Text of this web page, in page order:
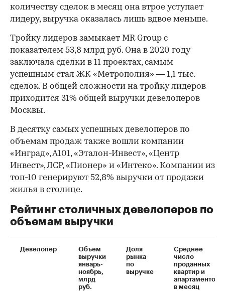
00:00 / 00:00
количеству сделок в месяц она втрое уступает
лидеру, выручка оказалась лишь вдвое меньше.
Тройку лидеров замыкает MR Group с
показателем 53,8 млрд руб. Она в 2020 году
заключала сделки в 11 проектах, самым
успешным стал ЖК «Метрополия» — 1,1 тыс.
сделок. В общей сложности на тройку лидеров
приходится 31% общей выручки девелоперов
Москвы.
В десятку самых успешных девелоперов по
объемам продаж также вошли компании
«Инград», А101, «Эталон-Инвест», «Центр
Инвест», ЛСР, «Пионер» и «Интеко». Компании из
топ-10 генерируют 52,8% выручки от продажи
жилья в столице.
Рейтинг столичных девелоперов по
объемам выручки
Девелопер
Объем
выручки
январь-
ноябрь,
млрд
руб.
Доля
рынка
по
выручке
Среднее
число
проданных
квартир и
апартаментов
в месяц